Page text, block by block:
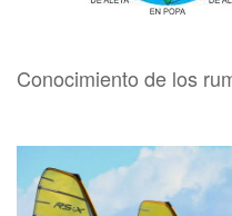
Conocimiento de los